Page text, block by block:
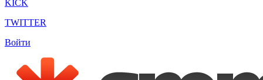
KICK
TWITTER
Войти